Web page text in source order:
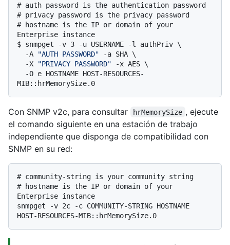
# auth password is the authentication password
# privacy password is the privacy password
# hostname is the IP or domain of your
Enterprise instance
$ snmpget -v 3 -u USERNAME -l authPriv \
  -A
"AUTH PASSWORD" -a SHA \
  -X
"PRIVACY PASSWORD" -x AES \
MIB::hrMemorySize.0
Con SNMP v2c, para consultar hrMemorySize , ejecute
el comando siguiente en una estación de trabajo
independiente que disponga de compatibilidad con
SNMP en su red:
# community-string is your community string
# hostname is the IP or domain of your
Enterprise instance
snmpget -v 2c -c COMMUNITY-STRING HOSTNAME